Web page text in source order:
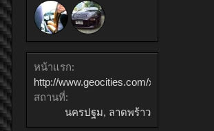
หน้าแรก:
http://www.geocities.com/xoazy
สถานที่:
นครปฐม, ลาดพร้าว